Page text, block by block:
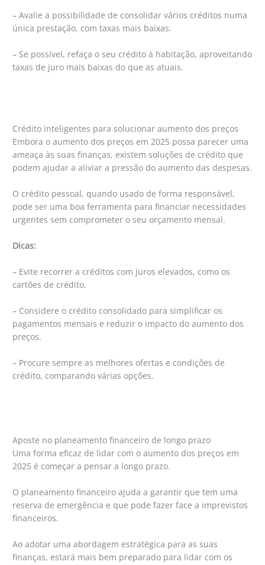
– Avalie a possibilidade de consolidar vários créditos numa
única prestação, com taxas mais baixas.
– Se possível, refaça o seu crédito à habitação, aproveitando
taxas de juro mais baixas do que as atuais.
Crédito inteligentes para solucionar aumento dos preços
Embora o aumento dos preços em 2025 possa parecer uma
ameaça às suas finanças, existem soluções de crédito que
podem ajudar a aliviar a pressão do aumento das despesas.
O crédito pessoal, quando usado de forma responsável,
pode ser uma boa ferramenta para financiar necessidades
urgentes sem comprometer o seu orçamento mensal.
Dicas:
– Evite recorrer a créditos com juros elevados, como os
cartões de crédito.
– Considere o crédito consolidado para simplificar os
pagamentos mensais e reduzir o impacto do aumento dos
preços.
– Procure sempre as melhores ofertas e condições de
crédito, comparando várias opções.
Aposte no planeamento financeiro de longo prazo
Uma forma eficaz de lidar com o aumento dos preços em
2025 é começar a pensar a longo prazo.
O planeamento financeiro ajuda a garantir que tem uma
reserva de emergência e que pode fazer face a imprevistos
financeiros.
Ao adotar uma abordagem estratégica para as suas
finanças, estará mais bem preparado para lidar com os